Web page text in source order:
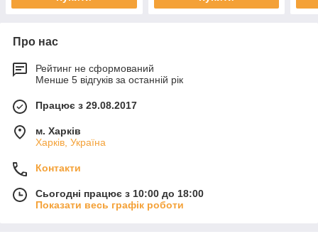
Про нас
Рейтинг не сформований
Менше 5 відгуків за останній рік
Працює з 29.08.2017
м. Харків
Харків, Україна
Контакти
Сьогодні працює з 10:00 до 18:00
Показати весь графік роботи